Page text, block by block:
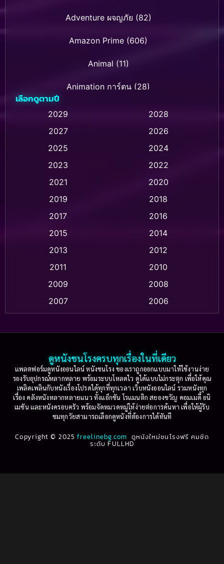
Adventure ผจญภัย (82)
Amazon Prime (606)
Animal (11)
Animation การ์ตูน (28)
Animation การ์ตูน (232)
Animation การ์ตูน (32)
Animation แอนิเมชัน (1)
Animation แอนิเมชั่น (1)
Based on a True Story เรื่องจริง(36)
Based on Novel(16)
Betrayal(1)
Biography(3)
เลือกดูตามปี
2029
2028
2027
2026
2025
2024
2023
2022
2021
2020
2019
2018
2017
2016
2015
2014
2013
2012
2011
2010
2009
2008
2007
2006
2003
2002
2001
2000
1999
1998
1997
1996
1995
1994
1993
1992
1991
1990
ดูหนังชนโรงครบทุกเรื่องในที่เดียว
แพลตฟอร์มดูหนังออนไลน์ หนังชนโรง ของเราถูกออกแบบมาให้ใช้งานง่าย
รองรับอุปกรณ์หลากหลาย พร้อมระบบโหลดไว ดูได้แบบไม่กระตุก เพื่อให้คุณ
เพลิดเพลินกับหนังเรื่องโปรดได้ทุกที่ทุกเวลา เว็บหนังออนไลน์ รวมหนังทุก
เรื่อง คลังหนังหลากหลายแนว ทั้งแอ็กชัน โรแมนติก สยองขวัญ คอมเมดี้ อนิ
เมชัน และหนังครอบครัว พร้อมจัดหมวดหมู่ให้ง่ายต่อการค้นหา เพื่อให้ผู้รับ
ชมทุกวัยสามารถเลือกดูหนังที่ต้องการได้ทันที
Copyright © 2025freelinebg.com ดูหนังใหม่ชนโรงฟรี คมชัด
ระดับ FULLHD